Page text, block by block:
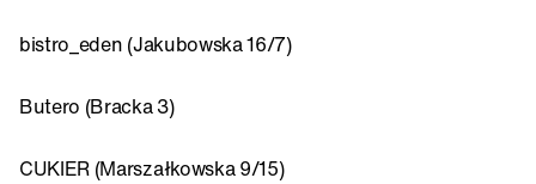
bistro_eden (Jakubowska 16/7)
Butero (Bracka 3)
CUKIER (Marszałkowska 9/15)